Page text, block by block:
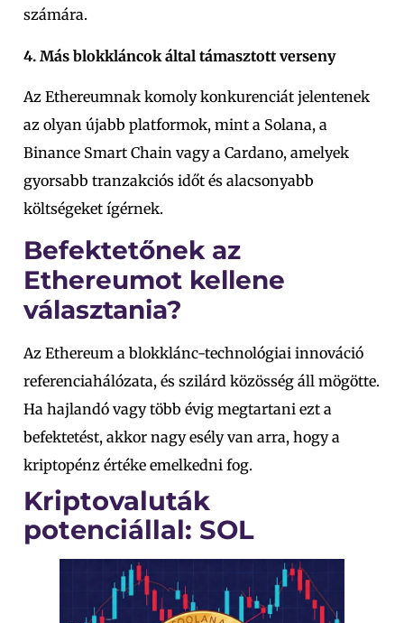
számára.
4. Más blokkláncok által támasztott verseny
Az Ethereumnak komoly konkurenciát jelentenek
az olyan újabb platformok, mint a Solana, a
Binance Smart Chain vagy a Cardano, amelyek
gyorsabb tranzakciós időt és alacsonyabb
költségeket ígérnek.
Befektetőnek az
Ethereumot kellene
választania?
Az Ethereum a blokklánc-technológiai innováció
referenciahálózata, és szilárd közösség áll mögötte.
Ha hajlandó vagy több évig megtartani ezt a
befektetést, akkor nagy esély van arra, hogy a
kriptopénz értéke emelkedni fog.
Kriptovaluták
potenciállal: SOL